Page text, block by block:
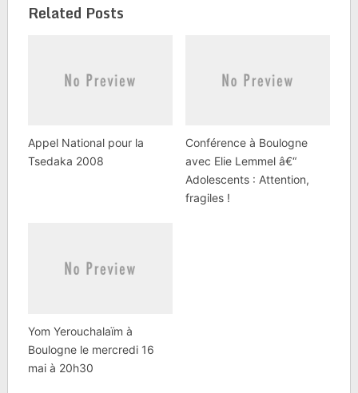
et du calendrier
Related Posts
Appel National pour la
Tsedaka 2008
Conférence à Boulogne
avec Elie Lemmel â€“
Adolescents : Attention,
fragiles !
Yom Yerouchalaïm à
Boulogne le mercredi 16
mai à 20h30